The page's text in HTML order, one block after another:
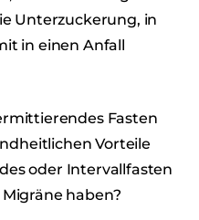
Unterzuckerung, in
in einen Anfall
Fasten
Vorteile
oder Intervallfasten
haben?